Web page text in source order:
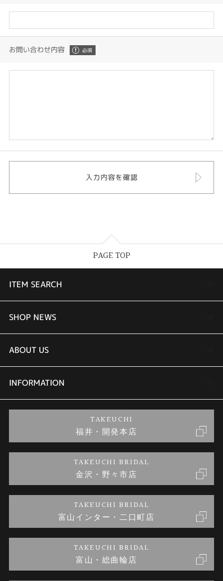
お問い合わせ内容
PAGE TOP
ITEM SEARCH
婚約指輪
結婚指輪
セットリング
婚約ネックレス
金・プラチナのお取引
SHOP NEWS
TAKEUCHI BRIDAL金沢本店情報
商品一覧
ブランドリスト
金澤指輪工房｜手作りペアリング
金澤指輪工房｜手作り結婚指輪 and 婚約指輪
金澤指輪工房｜手作り婚約指輪プロポーズプラン
ABOUT US
会社概要
お客様の声
INFORMATION
プライバシーポリシー
TAKEUCHI
福井・開発本店
TAKEUCHI BRIDAL
金沢・野々市店
TAKEUCHI BRIDAL
富山インター・二口町店
TAKEUCHI BRIDAL
富山・総曲輪店